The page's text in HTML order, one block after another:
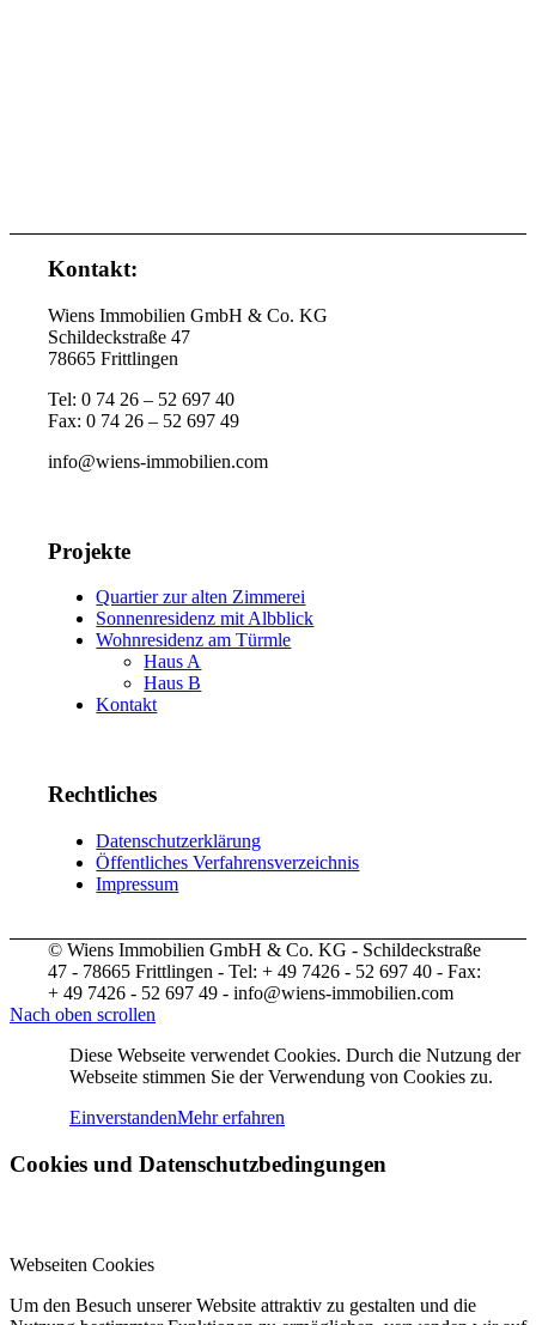
Kontakt:
Wiens Immobilien GmbH & Co. KG
Schildeckstraße 47
78665 Frittlingen
Tel: 0 74 26 – 52 697 40
Fax: 0 74 26 – 52 697 49
info@wiens-immobilien.com
Projekte
Quartier zur alten Zimmerei
Sonnenresidenz mit Albblick
Wohnresidenz am Türmle
Haus A
Haus B
Kontakt
Rechtliches
Datenschutzerklärung
Öffentliches Verfahrensverzeichnis
Impressum
© Wiens Immobilien GmbH & Co. KG - Schildeckstraße
47 - 78665 Frittlingen - Tel: + 49 7426 - 52 697 40 - Fax:
+ 49 7426 - 52 697 49 - info@wiens-immobilien.com
Nach oben scrollen
Diese Webseite verwendet Cookies. Durch die Nutzung der
Webseite stimmen Sie der Verwendung von Cookies zu.
EinverstandenMehr erfahren
Cookies und Datenschutzbedingungen
Webseiten Cookies
Um den Besuch unserer Website attraktiv zu gestalten und die